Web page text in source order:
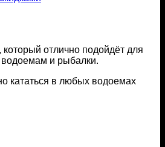
который отлично подойдёт для
водоемам и рыбалки.
кататься в любых водоемах